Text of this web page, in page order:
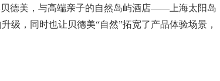
德美，与高端亲子的自然岛屿酒店——上海太阳岛
级，同时也让贝德美“自然”拓宽了产品体验场景，